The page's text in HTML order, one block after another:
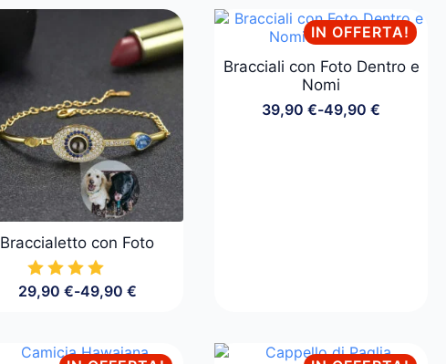
24,90 €
49,90 €
Braccialetto con Foto
29,90 €-49,90 €
Fascia
da
IN OFFERTA!
Bracciali con Foto Dentro e
Nomi
39,90€-49,90€
Fascia